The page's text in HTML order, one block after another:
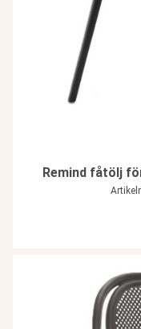
Remind fåtölj